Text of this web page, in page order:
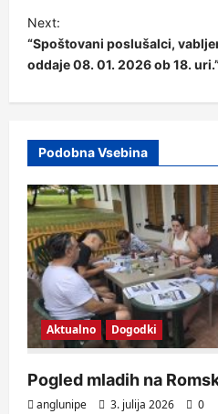
Next:
“Spoštovani poslušalci,
oddaje 08. 01. 2026 ob 18. uri.”
Podobna Vsebina
Aktualno Dogodki
Pogled mladih na
anglunipe 3. julija 2026
0